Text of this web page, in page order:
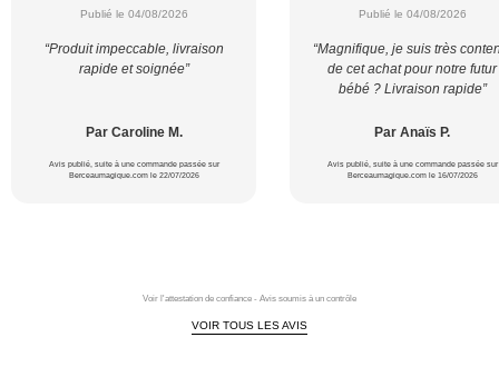
Publié le 04/08/2026
“Produit impeccable, livraison
rapide et soignée”
Par Caroline M.
Avis publié, suite à une commande passée sur
Berceaumagique.com le 22/07/2026
Publié le 04/08/2026
“Magnifique, je suis très
de cet achat pour notre futur
bébé ? Livraison rapide”
Par Anaïs P.
Avis publié, suite à une commande passée sur
Berceaumagique.com le 16/07/2026
Voir l'attestation de confiance - Avis soumis à un contrôle
VOIR TOUS LES AVIS